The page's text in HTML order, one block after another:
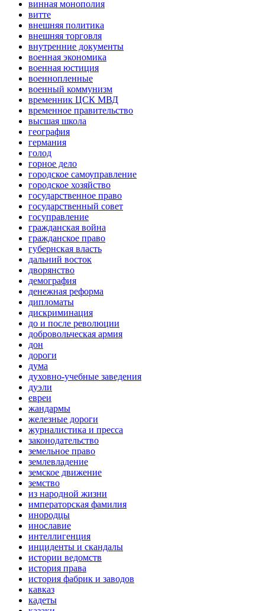
винная монополия
витте
внешняя политика
внешняя торговля
внутренние документы
военная экономика
военная юстиция
военнопленные
военный коммунизм
временник ЦСК МВД
временное правительство
высшая школа
география
германия
голод
горное дело
городское самоуправление
городское хозяйство
государственное право
государственный совет
госуправление
гражданская война
гражданское право
губернская власть
дальний восток
дворянство
демография
денежная реформа
дипломаты
дискриминация
до и после революции
добровольческая армия
дон
дороги
дума
духовно-учебные заведения
дуэли
евреи
жандармы
железные дороги
журналистика и пресса
законодательство
земельное право
землевладение
земское движение
земство
из народной жизни
императорская фамилия
инородцы
инославие
интеллигенция
инциденты и скандалы
истории ведомств
история права
история фабрик и заводов
кавказ
кадеты